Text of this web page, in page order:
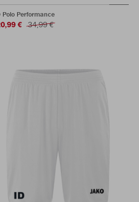
Polo Performance
€ 34,99 €